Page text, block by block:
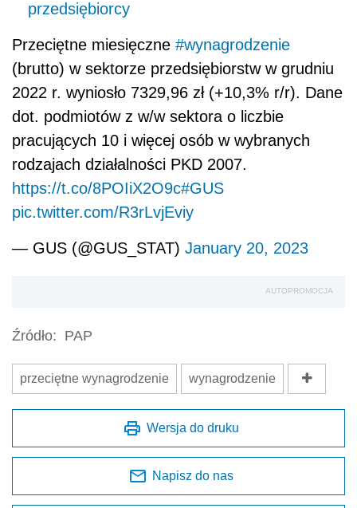
przedsiębiorcy
Przeciętne miesięczne #wynagrodzenie
(brutto) w sektorze przedsiębiorstw w grudniu
2022 r. wyniosło 7329,96 zł (+10,3% r/r). Dane
dot. podmiotów z w/w sektora o liczbie
pracujących 10 i więcej osób w wybranych
rodzajach działalności PKD 2007.
https://t.co/8POIiX2O9c#GUS
pic.twitter.com/R3rLvjEviy
— GUS (@GUS_STAT) January 20, 2023
AUTOPROMOCJA
Źródło: PAP
przeciętne wynagrodzenie wynagrodzenie
Wersja do druku
Napisz do nas